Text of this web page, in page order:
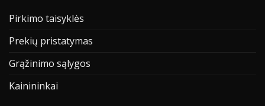
Pirkimo taisyklės
Prekių pristatymas
Grąžinimo sąlygos
Kainininkai